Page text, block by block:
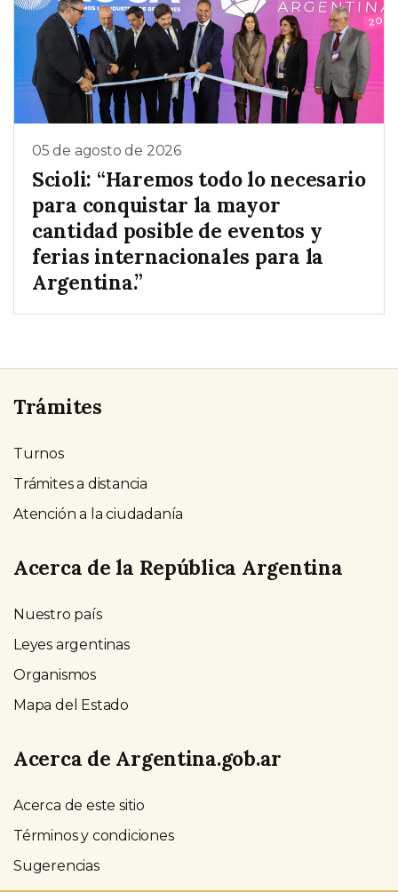
05 de agosto de 2026
Scioli: “Haremos todo lo necesario
para conquistar la mayor
cantidad posible de eventos y
ferias internacionales para la
Argentina.”
Trámites
Turnos
Trámites a distancia
Atención a la ciudadanía
Acerca de la República Argentina
Nuestro país
Leyes argentinas
Organismos
Mapa del Estado
Acerca de Argentina.gob.ar
Acerca de este sitio
Términos y condiciones
Sugerencias